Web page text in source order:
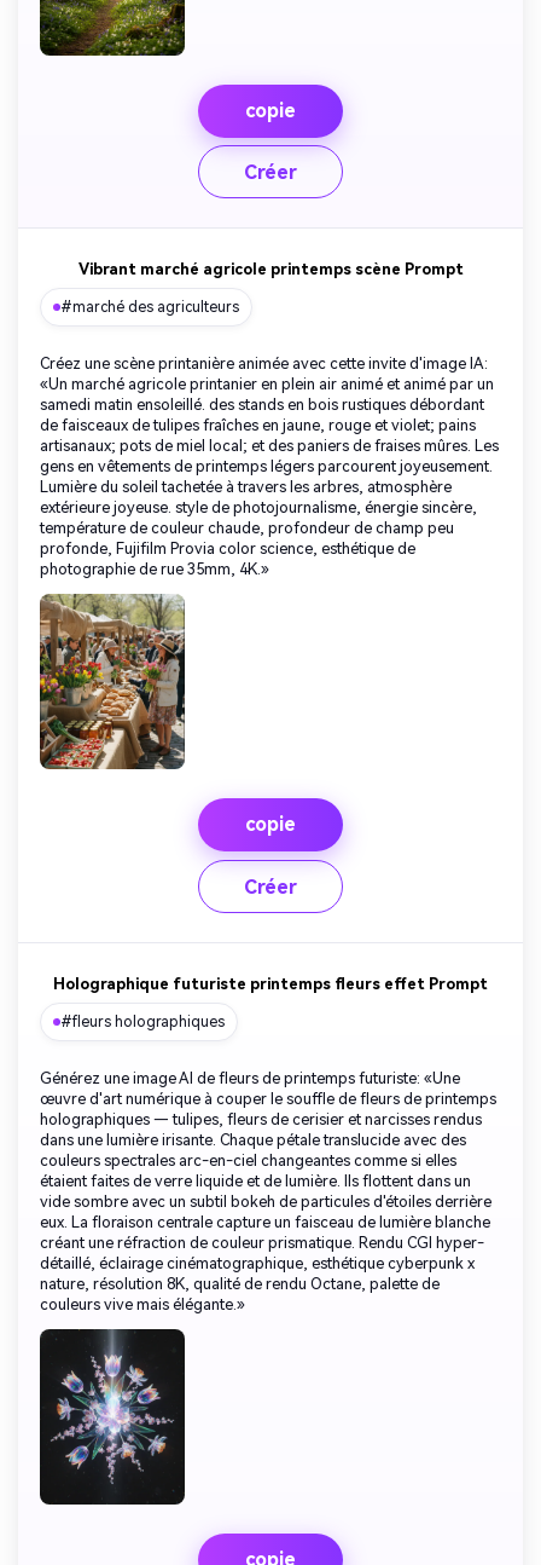
copie
Créer
Vibrant marché agricole printemps scène Prompt
#marché des agriculteurs
Créez une scène printanière animée avec cette invite d'image IA:
«Un marché agricole printanier en plein air animé et animé par un
samedi matin ensoleillé. des stands en bois rustiques débordant
de faisceaux de tulipes fraîches en jaune, rouge et violet; pains
artisanaux; pots de miel local; et des paniers de fraises mûres. Les
gens en vêtements de printemps légers parcourent joyeusement.
Lumière du soleil tachetée à travers les arbres, atmosphère
extérieure joyeuse. style de photojournalisme, énergie sincère,
température de couleur chaude, profondeur de champ peu
profonde, Fujifilm Provia color science, esthétique de
photographie de rue 35mm, 4K.»
copie
Créer
Holographique futuriste printemps fleurs effet Prompt
#fleurs holographiques
Générez une image AI de fleurs de printemps futuriste: «Une
œuvre d'art numérique à couper le souffle de fleurs de printemps
holographiques — tulipes, fleurs de cerisier et narcisses rendus
dans une lumière irisante. Chaque pétale translucide avec des
couleurs spectrales arc-en-ciel changeantes comme si elles
étaient faites de verre liquide et de lumière. Ils flottent dans un
vide sombre avec un subtil bokeh de particules d'étoiles derrière
eux. La floraison centrale capture un faisceau de lumière blanche
créant une réfraction de couleur prismatique. Rendu CGI hyper-
détaillé, éclairage cinématographique, esthétique cyberpunk x
nature, résolution 8K, qualité de rendu Octane, palette de
couleurs vive mais élégante.»
copie